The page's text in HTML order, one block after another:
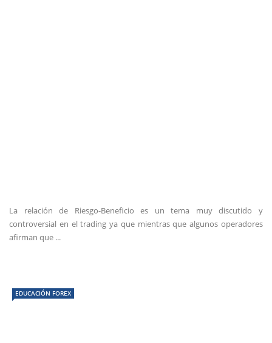
La relación de Riesgo-Beneficio es un tema muy discutido y
controversial en el trading ya que mientras que algunos operadores
afirman que ...
EDUCACIÓN FOREX